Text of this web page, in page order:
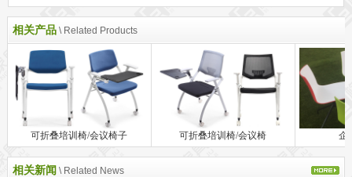
相关产品 \ Related Products
可折叠培训椅/会议椅子 可折叠培训椅/会议椅 企
相关新闻 \ Related News